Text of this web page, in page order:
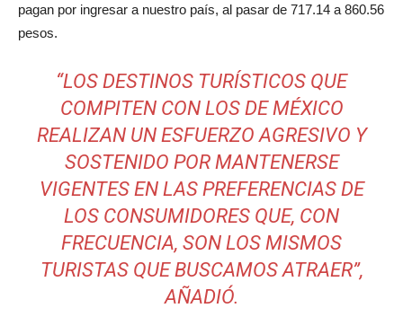
pagan por ingresar a nuestro país, al pasar de 717.14 a 860.56
pesos.
“LOS DESTINOS TURÍSTICOS QUE
COMPITEN CON LOS DE MÉXICO
REALIZAN UN ESFUERZO AGRESIVO Y
SOSTENIDO POR MANTENERSE
VIGENTES EN LAS PREFERENCIAS DE
LOS CONSUMIDORES QUE, CON
FRECUENCIA, SON LOS MISMOS
TURISTAS QUE BUSCAMOS ATRAER”,
AÑADIÓ.